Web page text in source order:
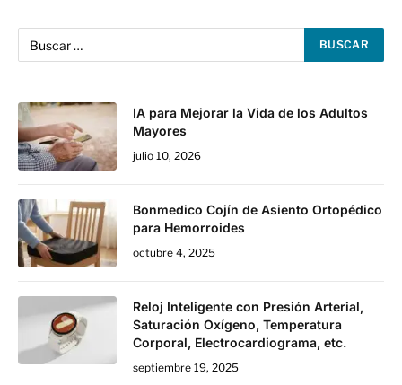
IA para Mejorar la Vida de los Adultos
Mayores
julio 10, 2026
Bonmedico Cojín de Asiento Ortopédico
para Hemorroides
octubre 4, 2025
Reloj Inteligente con Presión Arterial,
Saturación Oxígeno, Temperatura
Corporal, Electrocardiograma, etc.
septiembre 19, 2025